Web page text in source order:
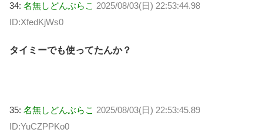
34: 名無しどんぶらこ 2025/08/03(日) 22:53:44.98
ID:XfedKjWs0
タイミーでも使ってたんか？
35: 名無しどんぶらこ 2025/08/03(日) 22:53:45.89
ID:YuCZPPKo0